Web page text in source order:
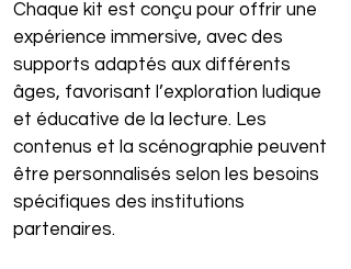
Chaque kit est conçu pour offrir une
expérience immersive, avec des
supports adaptés aux différents
âges, favorisant l’exploration ludique
et éducative de la lecture. Les
contenus et la scénographie peuvent
être personnalisés selon les besoins
spécifiques des institutions
partenaires.